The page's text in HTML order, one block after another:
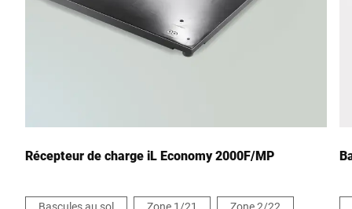
Récepteur de charge iL Economy 2000F/MP